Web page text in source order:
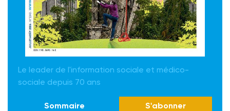
Le leader de l'information sociale et médico-
sociale depuis 70 ans
Sommaire S'abonner